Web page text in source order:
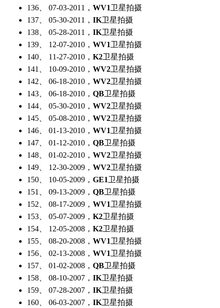
136、 07-03-2011， WV1卫星拍摄
137、 05-30-2011， IK卫星拍摄
138、 05-28-2011， IK卫星拍摄
139、 12-07-2010， WV1卫星拍摄
140、 11-27-2010， K2卫星拍摄
141、 10-09-2010， WV2卫星拍摄
142、 06-18-2010， WV2卫星拍摄
143、 06-18-2010， QB卫星拍摄
144、 05-30-2010， WV2卫星拍摄
145、 05-08-2010， WV2卫星拍摄
146、 01-13-2010， WV1卫星拍摄
147、 01-12-2010， QB卫星拍摄
148、 01-02-2010， WV2卫星拍摄
149、 12-30-2009， WV2卫星拍摄
150、 10-05-2009， GE1卫星拍摄
151、 09-13-2009， QB卫星拍摄
152、 08-17-2009， WV1卫星拍摄
153、 05-07-2009， K2卫星拍摄
154、 12-05-2008， K2卫星拍摄
155、 08-20-2008， WV1卫星拍摄
156、 02-13-2008， WV1卫星拍摄
157、 01-02-2008， QB卫星拍摄
158、 08-10-2007， IK卫星拍摄
159、 07-28-2007， IK卫星拍摄
160、 06-03-2007， IK卫星拍摄